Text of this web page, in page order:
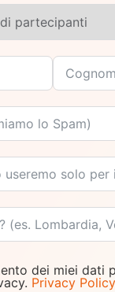
dei miei dati
Privacy Policy